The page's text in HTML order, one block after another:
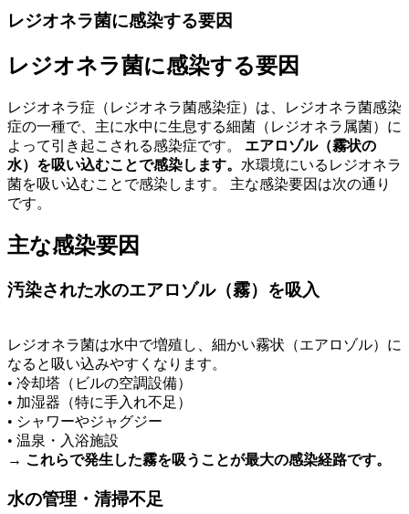
レジオネラ菌に感染する要因
レジオネラ菌に感染する要因
レジオネラ症（レジオネラ菌感染症）は、レジオネラ菌感染
症の一種で、主に水中に生息する細菌（レジオネラ属菌）に
よって引き起こされる感染症です。 エアロゾル（霧状の
水）を吸い込むことで感染します。 水環境にいるレジオネラ
菌を吸い込むことで感染します。 主な感染要因は次の通り
です。
主な感染要因
汚染された水のエアロゾル（霧）を吸入
レジオネラ菌は水中で増殖し、細かい霧状（エアロゾル）に
なると吸い込みやすくなります。
• 冷却塔（ビルの空調設備）
• 加湿器（特に手入れ不足）
• シャワーやジャグジー
• 温泉・入浴施設
→ これらで発生した霧を吸うことが最大の感染経路です。
水の管理・清掃不足